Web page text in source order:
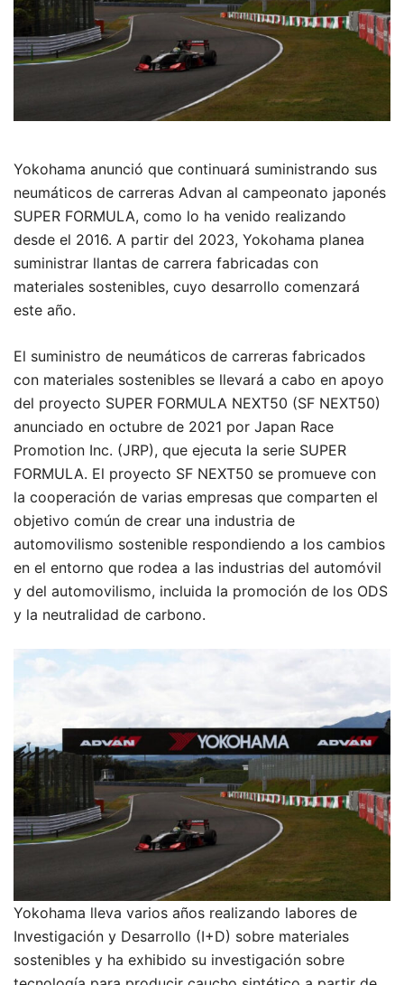
Yokohama anunció que continuará suministrando sus
neumáticos de carreras Advan al campeonato japonés
SUPER FORMULA, como lo ha venido realizando
desde el 2016. A partir del 2023, Yokohama planea
suministrar llantas de carrera fabricadas con
materiales sostenibles, cuyo desarrollo comenzará
este año.
El suministro de neumáticos de carreras fabricados
con materiales sostenibles se llevará a cabo en apoyo
del proyecto SUPER FORMULA NEXT50 (SF NEXT50)
anunciado en octubre de 2021 por Japan Race
Promotion Inc. (JRP), que ejecuta la serie SUPER
FORMULA. El proyecto SF NEXT50 se promueve con
la cooperación de varias empresas que comparten el
objetivo común de crear una industria de
automovilismo sostenible respondiendo a los cambios
en el entorno que rodea a las industrias del automóvil
y del automovilismo, incluida la promoción de los ODS
y la neutralidad de carbono.
Yokohama lleva varios años realizando labores de
Investigación y Desarrollo (I+D) sobre materiales
sostenibles y ha exhibido su investigación sobre